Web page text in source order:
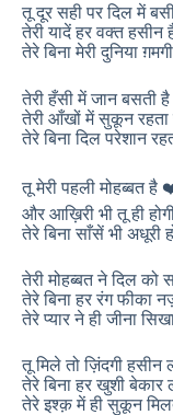
तू दूर सही पर दिल में
तेरी यादें हर वक्त हसीन
तेरे बिना मेरी दुनिया
तेरी हँसी में जान बसती
तेरी आँखों में सुकून रहता
तेरे बिना दिल परेशान
तू मेरी पहली मोहब्बत है
और आख़िरी भी तू ही
तेरे बिना साँसें भी अधूरी
तेरी मोहब्बत ने दिल को
तेरे बिना हर रंग फीका
तेरे प्यार ने ही जीना
तू मिले तो ज़िंदगी हसीन
तेरे बिना हर खुशी बेकार
तेरे इश्क़ में ही सुकून